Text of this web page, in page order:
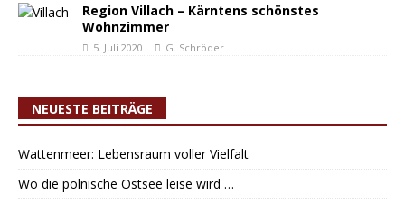
Region Villach – Kärntens schönstes
Wohnzimmer
5. Juli 2020 G. Schröder
NEUESTE BEITRÄGE
Wattenmeer: Lebensraum voller Vielfalt
Wo die polnische Ostsee leise wird …